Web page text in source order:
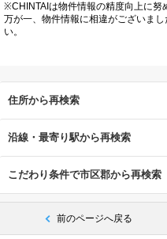
※CHINTAIは物件情報の精度向上に努
万が一、物件情報に相違がございまし
い。
住所から再検索
沿線・最寄り駅から再検索
こだわり条件で市区郡から再検索
前のページへ戻る